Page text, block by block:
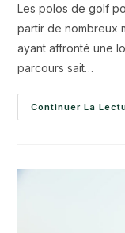
Les polos de golf
partir de nombreux
ayant affronté une
parcours sait…
Continuer La